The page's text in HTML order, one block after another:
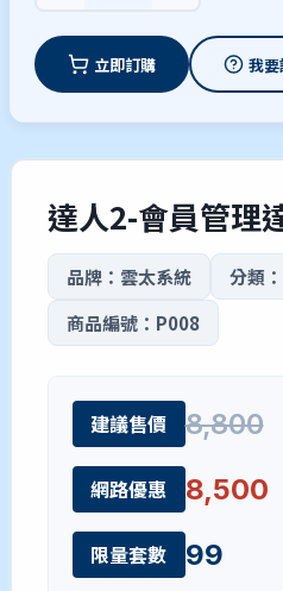
立即訂購 我要
達人2-會員管理
品牌：雲太系統
分類
商品編號：P008
建議售價 8,800
網路優惠 8,500
限量套數 99